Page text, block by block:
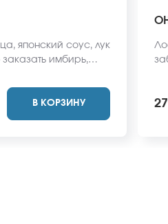
японский соус, лук
имбирь,
вид блюда
на сайте.
В КОРЗИНУ